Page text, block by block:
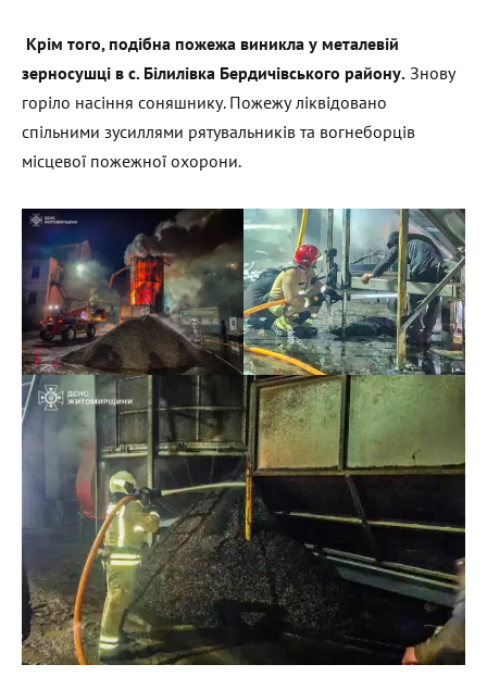
Крім того, подібна пожежа виникла у металевій
зерносушці в с. Білилівка Бердичівського району. Знову
горіло насіння соняшнику. Пожежу ліквідовано
спільними зусиллями рятувальників та вогнеборців
місцевої пожежної охорони.